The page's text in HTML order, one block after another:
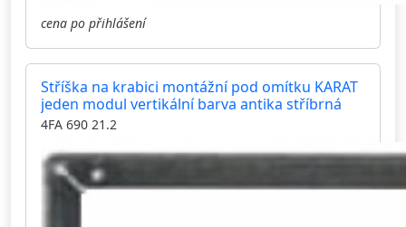
cena po přihlášení
Stříška na krabici montážní pod omítku KARAT
jeden modul vertikální barva antika stříbrná
4FA 690 21.2